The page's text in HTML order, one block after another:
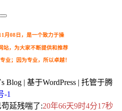
月08日，是一个致力于操
站，为大家不断提供和推荐
业；因为专业，所以卓越！
Blog | 基于WordPress | 托管于腾
-1
延残喘了:20年66天9时4分17秒